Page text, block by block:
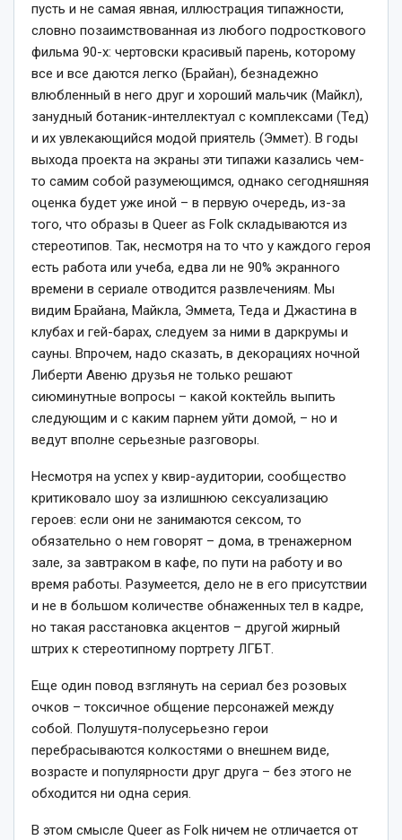
пусть и не самая явная, иллюстрация типажности,
словно позаимствованная из любого подросткового
фильма 90-х: чертовски красивый парень, которому
все и все даются легко (Брайан), безнадежно
влюбленный в него друг и хороший мальчик (Майкл),
занудный ботаник-интеллектуал с комплексами (Тед)
и их увлекающийся модой приятель (Эммет). В годы
выхода проекта на экраны эти типажи казались чем-
то самим собой разумеющимся, однако сегодняшняя
оценка будет уже иной – в первую очередь, из-за
того, что образы в Queer as Folk складываются из
стереотипов. Так, несмотря на то что у каждого героя
есть работа или учеба, едва ли не 90% экранного
времени в сериале отводится развлечениям. Мы
видим Брайана, Майкла, Эммета, Теда и Джастина в
клубах и гей-барах, следуем за ними в даркрумы и
сауны. Впрочем, надо сказать, в декорациях ночной
Либерти Авеню друзья не только решают
сиюминутные вопросы – какой коктейль выпить
следующим и с каким парнем уйти домой, – но и
ведут вполне серьезные разговоры.
Несмотря на успех у квир-аудитории, сообщество
критиковало шоу за излишнюю сексуализацию
героев: если они не занимаются сексом, то
обязательно о нем говорят – дома, в тренажерном
зале, за завтраком в кафе, по пути на работу и во
время работы. Разумеется, дело не в его присутствии
и не в большом количестве обнаженных тел в кадре,
но такая расстановка акцентов – другой жирный
штрих к стереотипному портрету ЛГБТ.
Еще один повод взглянуть на сериал без розовых
очков – токсичное общение персонажей между
собой. Полушутя-полусерьезно герои
перебрасываются колкостями о внешнем виде,
возрасте и популярности друг друга – без этого не
обходится ни одна серия.
В этом смысле Queer as Folk ничем не отличается от